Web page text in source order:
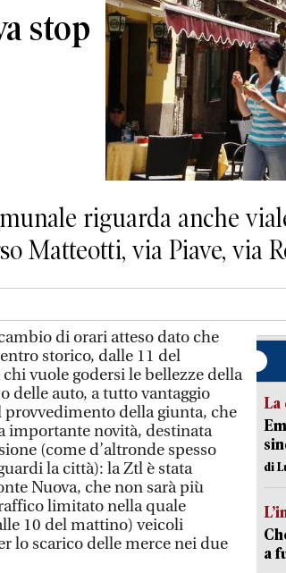
stop
riguarda anche
Matteotti, via Piave, via
di orari atteso dato che
storico, dalle 11 del
vuole godersi le bellezze della
delle auto, a tutto vantaggio
provvedimento della giunta, che
importante novità, destinata
(come d’altronde spesso
la città): la Ztl è stata
Nuova, che non sarà più
limitato nella quale
10 del mattino) veicoli
lo scarico delle merce nei due
La
di
a